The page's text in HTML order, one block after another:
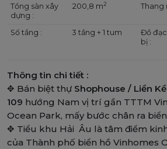
Tổng sàn xây
dựng :
200,8 m2 Thang
Số tầng : 3 tầng + 1 tum
Đồ
bị :
Thông tin chi tiết :
✥ Bán biệt thự Shophouse / Liền
109 hướng Nam vị trí gần TTTM
Ocean Park, mấy bước chân ra
✥ Tiểu khu Hải Âu là tâm điểm
của Thành phố biển hồ Vinhomes